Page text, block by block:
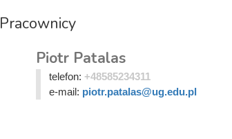
Pracownicy
Piotr Patalas
telefon: +48585234311
e-mail: piotr.patalas@ug.edu.pl